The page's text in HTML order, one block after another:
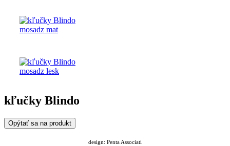
kľučky Blindo
Opýtať sa na produkt
design: Penta Associati